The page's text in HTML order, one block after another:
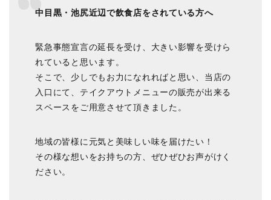
中目黒・池尻近辺で飲食店をされている方へ
緊急事態宣言の延長を受け、大きい影響を受けら
れていると思います。
そこで、少しでもお力になれればと思い、当店の
入口にて、テイクアウトメニューの販売が出来る
スペースをご用意させて頂きました。
地域の皆様に元気と美味しい味を届けたい！
その様な想いをお持ちの方、ぜひぜひお声がけく
ださい。